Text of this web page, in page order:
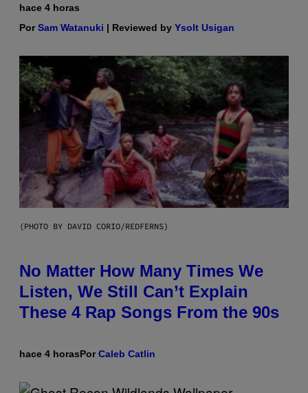
hace 4 horas
PorSam Watanuki | Reviewed by Ysolt Usigan
(PHOTO BY DAVID CORIO/REDFERNS)
No Matter How Many Times We
Listen, We Still Can’t Explain
These 4 Rap Songs From the 90s
hace 4 horasPorCaleb Catlin